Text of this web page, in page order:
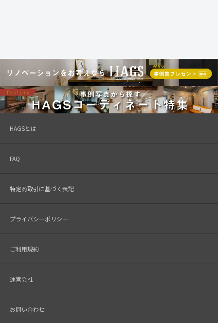
HAGSとは
FAQ
特定商取引に基づく表記
プライバシーポリシー
ご利用規約
運営会社
お問い合わせ